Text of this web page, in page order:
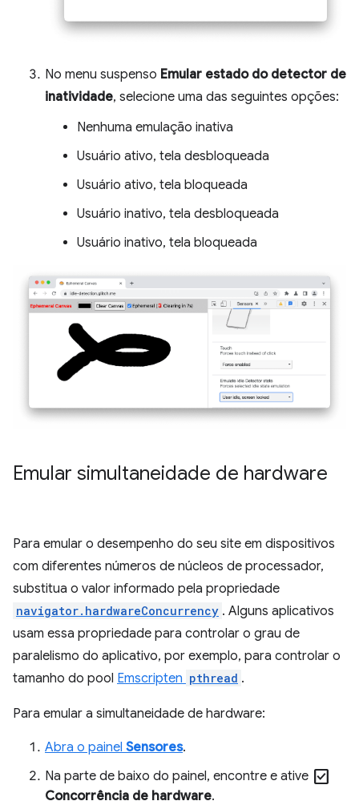
No menu suspenso Emular estado do detector de
inatividade, selecione uma das seguintes opções:
Nenhuma emulação inativa
Usuário ativo, tela desbloqueada
Usuário ativo, tela bloqueada
Usuário inativo, tela desbloqueada
Usuário inativo, tela bloqueada
Emular simultaneidade de hardware
Para emular o desempenho do seu site em dispositivos
com diferentes números de núcleos de processador,
substitua o valor informado pela propriedade
navigator.hardwareConcurrency . Alguns aplicativos
usam essa propriedade para controlar o grau de
paralelismo do aplicativo, por exemplo, para controlar o
tamanho do pool Emscripten pthread .
Para emular a simultaneidade de hardware:
Abra o painel Sensores.
Na parte de baixo do painel, encontre e ative check_box
Concorrência de hardware.